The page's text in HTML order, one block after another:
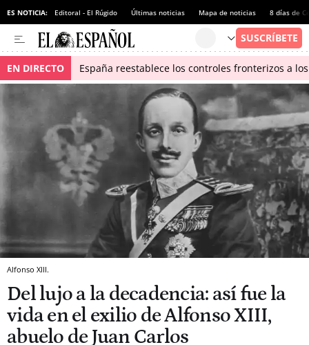
ES NOTICIA: Editoral - El Rúgido Últimas noticias Mapa de noticias 8 días de
EN DIRECTO España reestablece los controles fronterizos a
Alfonso XIII.
Del lujo a la decadencia: así fue la
vida en el exilio de Alfonso XIII,
abuelo de Juan Carlos